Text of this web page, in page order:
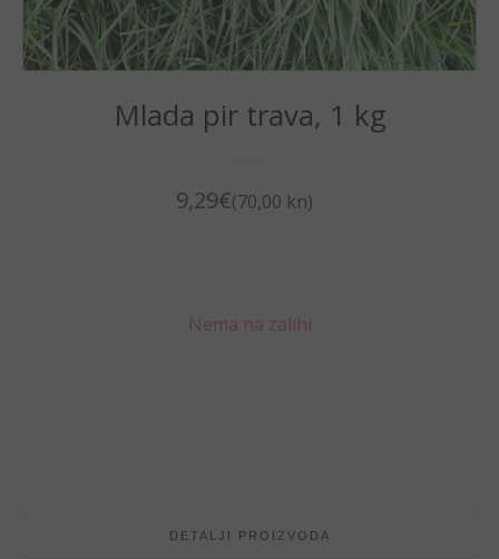
Mlada pir trava, 1 kg
9,29€(70,00 kn)
Nema na zalihi
DETALJI PROIZVODA